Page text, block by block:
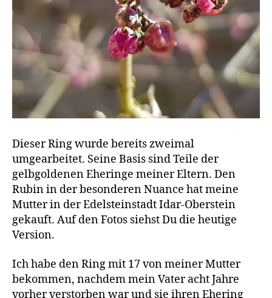
Dieser Ring wurde bereits zweimal
umgearbeitet. Seine Basis sind Teile der
gelbgoldenen Eheringe meiner Eltern. Den
Rubin in der besonderen Nuance hat meine
Mutter in der Edelsteinstadt Idar-Oberstein
gekauft. Auf den Fotos siehst Du die heutige
Version.
Ich habe den Ring mit 17 von meiner Mutter
bekommen, nachdem mein Vater acht Jahre
vorher verstorben war und sie ihren Ehering